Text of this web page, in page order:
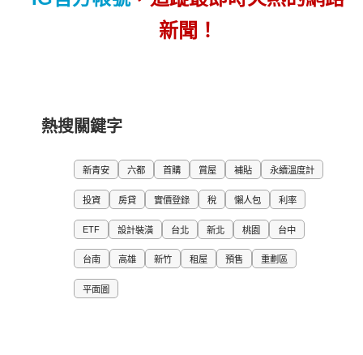
新聞！
熱搜關鍵字
新青安 六都 首購 賞屋 補貼 永續溫度計
投資 房貸 實價登錄 稅 懶人包 利率
ETF 設計裝潢 台北 新北 桃園 台中
台南 高雄 新竹 租屋 預售 重劃區
平面圖